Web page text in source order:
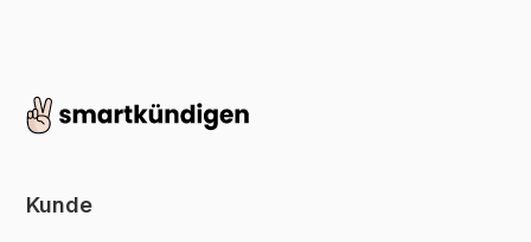
Kunde